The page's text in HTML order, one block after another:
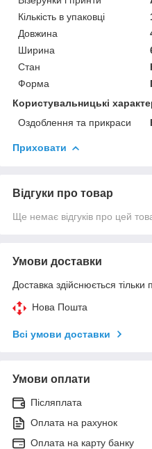
Кількість в упаковці
Довжина
Ширина
Стан
Форма
Користувальницькі
Оздоблення та прикраси
Приховати
Відгуки про товар
Ще немає відгуків про цей
Умови доставки
Доставка здійснюється тільки
Нова Пошта
Всі умови доставки
Умови оплати
Післяплата
Оплата на рахунок
Оплата на карту банку